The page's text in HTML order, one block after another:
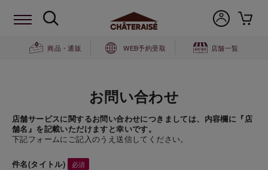
商品・通販 WEB予約受取 店舗一覧
お問い合わせ
店舗サービスに関するお問い合わせにつきましては、内容欄に『店
舗名』を記載いただけますと幸いです。
下記フォームにご記入のうえ送信してください。
件名(タイトル)